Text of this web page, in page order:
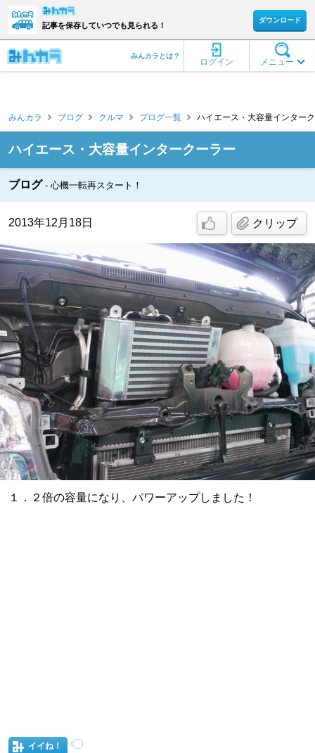
記事を保存していつでも見られる！
ダウンロード
メニュー
ログイン
みんカラとは？
みんカラ ブログ クルマ ブログ一覧 ハイエース・大容量インター
ハイエース・大容量インタークーラー
ブログ 心機一転再スタート！
2013年12月18日 クリップ
１．２倍の容量になり、パワーアップしました！
イイね！